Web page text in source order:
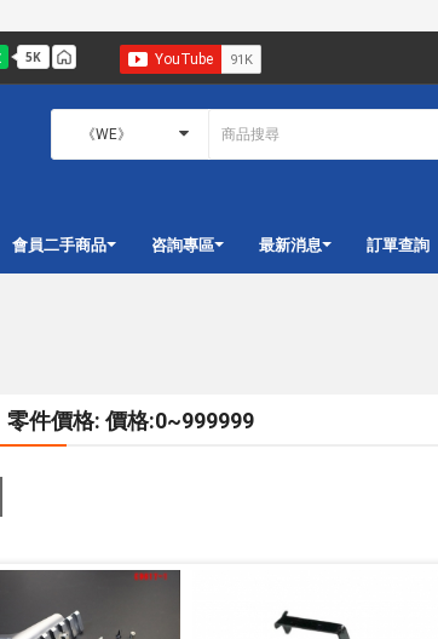
會員二手商品 咨詢專區 最新消息 訂單查詢
零件價格: 價格:0~999999